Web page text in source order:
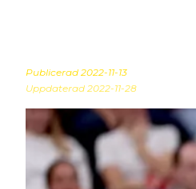
Publicerad 2022-11-13
Uppdaterad 2022-11-28